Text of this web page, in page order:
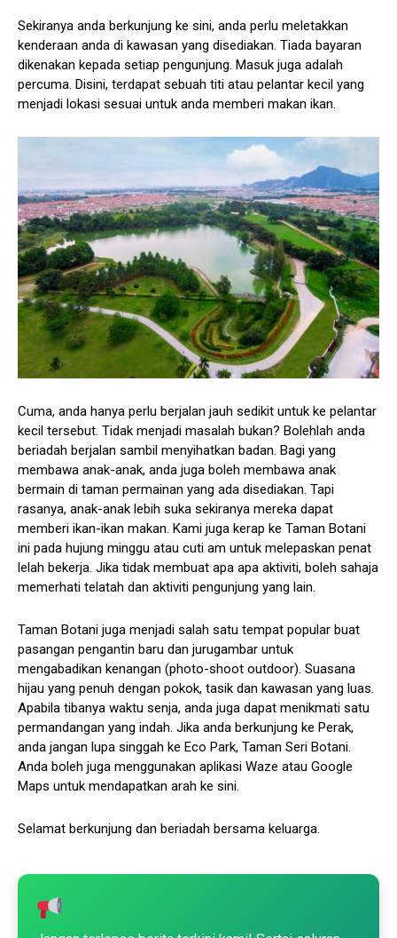
Sekiranya anda berkunjung ke sini, anda perlu meletakkan
kenderaan anda di kawasan yang disediakan. Tiada bayaran
dikenakan kepada setiap pengunjung. Masuk juga adalah
percuma. Disini, terdapat sebuah titi atau pelantar kecil yang
menjadi lokasi sesuai untuk anda memberi makan ikan.
Cuma, anda hanya perlu berjalan jauh sedikit untuk ke pelantar
kecil tersebut. Tidak menjadi masalah bukan? Bolehlah anda
beriadah berjalan sambil menyihatkan badan. Bagi yang
membawa anak-anak, anda juga boleh membawa anak
bermain di taman permainan yang ada disediakan. Tapi
rasanya, anak-anak lebih suka sekiranya mereka dapat
memberi ikan-ikan makan. Kami juga kerap ke Taman Botani
ini pada hujung minggu atau cuti am untuk melepaskan penat
lelah bekerja. Jika tidak membuat apa apa aktiviti, boleh sahaja
memerhati telatah dan aktiviti pengunjung yang lain.
Taman Botani juga menjadi salah satu tempat popular buat
pasangan pengantin baru dan jurugambar untuk
mengabadikan kenangan (photo-shoot outdoor). Suasana
hijau yang penuh dengan pokok, tasik dan kawasan yang luas.
Apabila tibanya waktu senja, anda juga dapat menikmati satu
permandangan yang indah. Jika anda berkunjung ke Perak,
anda jangan lupa singgah ke Eco Park, Taman Seri Botani.
Anda boleh juga menggunakan aplikasi Waze atau Google
Maps untuk mendapatkan arah ke sini.
Selamat berkunjung dan beriadah bersama keluarga.